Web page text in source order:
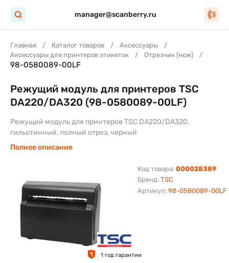
manager@scanberry.ru
Главная Каталог товаров
Аксессуары
Аксессуары для принтеров этикеток
Отрезчик (нож)
98-0580089-00LF
Бренд: TSC
Код товара: 000028389
Артикул: 98-0580089-00LF
Режущий модуль для принтеров TSC
DA220/DA320 (98-0580089-00LF)
Режущий модуль для принтеров TSC DA220/DA320,
гильотинный, полный отрез, черный
Полное описание
1 1 год гарантии